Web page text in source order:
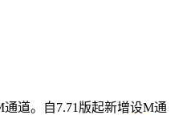
通道。自7.71版起新增设M通